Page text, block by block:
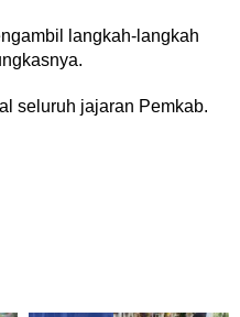
langkah-langkah
seluruh jajaran Pemkab.